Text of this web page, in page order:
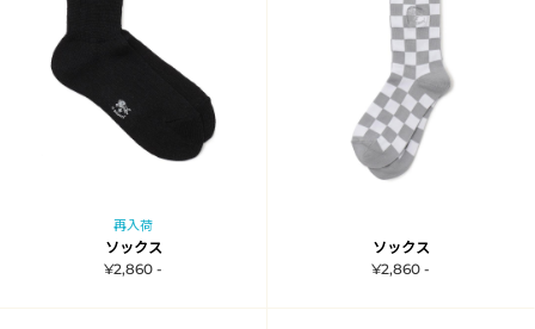
再入荷
ソックス
¥2,860 -
ソックス
¥2,860 -